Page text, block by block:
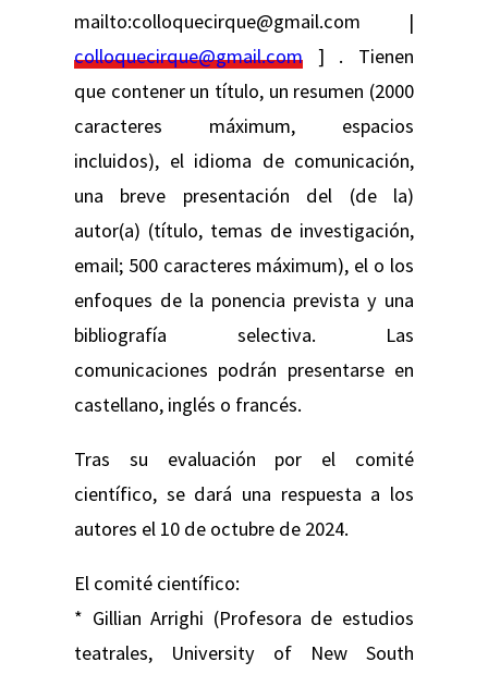
mailto:colloquecirque@gmail.com |
colloquecirque@gmail.com ] . Tienen
que contener un título, un resumen (2000
caracteres máximum, espacios
incluidos), el idioma de comunicación,
una breve presentación del (de la)
autor(a) (título, temas de investigación,
email; 500 caracteres máximum), el o los
enfoques de la ponencia prevista y una
bibliografía selectiva. Las
comunicaciones podrán presentarse en
castellano, inglés o francés.
Tras su evaluación por el comité
científico, se dará una respuesta a los
autores el 10 de octubre de 2024.
El comité científico:
* Gillian Arrighi (Profesora de estudios
teatrales, University of New South